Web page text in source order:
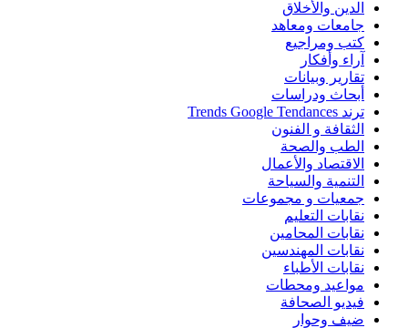
الدين والأخلاق
جامعات ومعاهد
كتب ومراجيع
آراء وأفكار
تقارير وبيانات
أبحاث ودراسات
ترند Trends Google Tendances
الثقافة و الفنون
الطب والصحة
الاقتصاد والأعمال
التنمية والسياحة
جمعيات و مجموعات
نقابات التعليم
نقابات المحامين
نقابات المهندسين
نقابات الأطباء
مواعيد ومحطات
فيديو الصحافة
ضيف وحوار